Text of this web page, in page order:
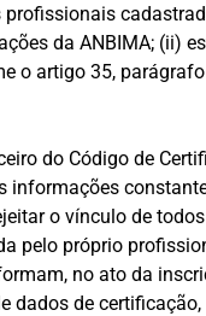
da ANBIMA; (ii)
o artigo 35,
do Código de
o vínculo de
pelo próprio
no ato da
dados de